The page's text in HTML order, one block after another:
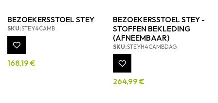
BEZOEKERSSTOEL STEY
SKU:STEY4CAMB
168,19 €
BEZOEKERSSTOEL STEY -
STOFFEN BEKLEDING
(AFNEEMBAAR)
SKU:STEYH4CAMBDAG
264,99 €